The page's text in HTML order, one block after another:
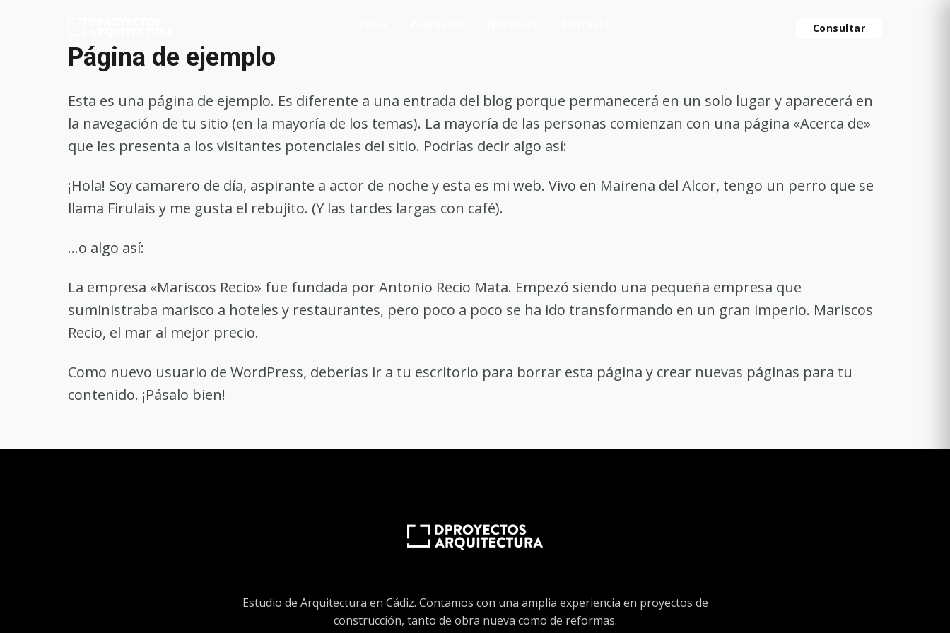
Consultar
Página de ejemplo
Esta es una página de ejemplo. Es diferente a una entrada del blog porque permanecerá en un solo lugar y aparecerá en
la navegación de tu sitio (en la mayoría de los temas). La mayoría de las personas comienzan con una página «Acerca de»
que les presenta a los visitantes potenciales del sitio. Podrías decir algo así:
¡Hola! Soy camarero de día, aspirante a actor de noche y esta es mi web. Vivo en Mairena del Alcor, tengo un perro que se
llama Firulais y me gusta el rebujito. (Y las tardes largas con café).
…o algo así:
La empresa «Mariscos Recio» fue fundada por Antonio Recio Mata. Empezó siendo una pequeña empresa que
suministraba marisco a hoteles y restaurantes, pero poco a poco se ha ido transformando en un gran imperio. Mariscos
Recio, el mar al mejor precio.
Como nuevo usuario de WordPress, deberías ir a tu escritorio para borrar esta página y crear nuevas páginas para tu
contenido. ¡Pásalo bien!
Estudio de Arquitectura en Cádiz. Contamos con una amplia experiencia en proyectos de
construcción, tanto de obra nueva como de reformas.